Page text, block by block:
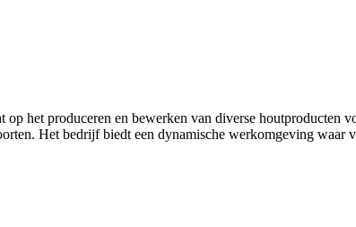
het produceren en bewerken van diverse houtproducten
Het bedrijf biedt een dynamische werkomgeving